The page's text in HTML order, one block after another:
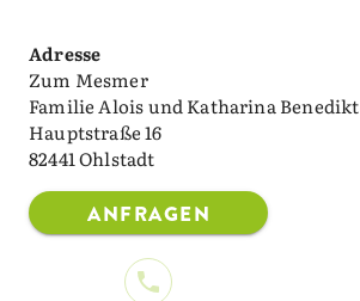
Adresse
Zum Mesmer
Familie Alois und Katharina Benedikt
Hauptstraße 16
82441 Ohlstadt
ANFRAGEN